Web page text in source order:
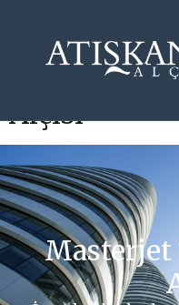
Masterjet 7
Alçısı
Masterjet